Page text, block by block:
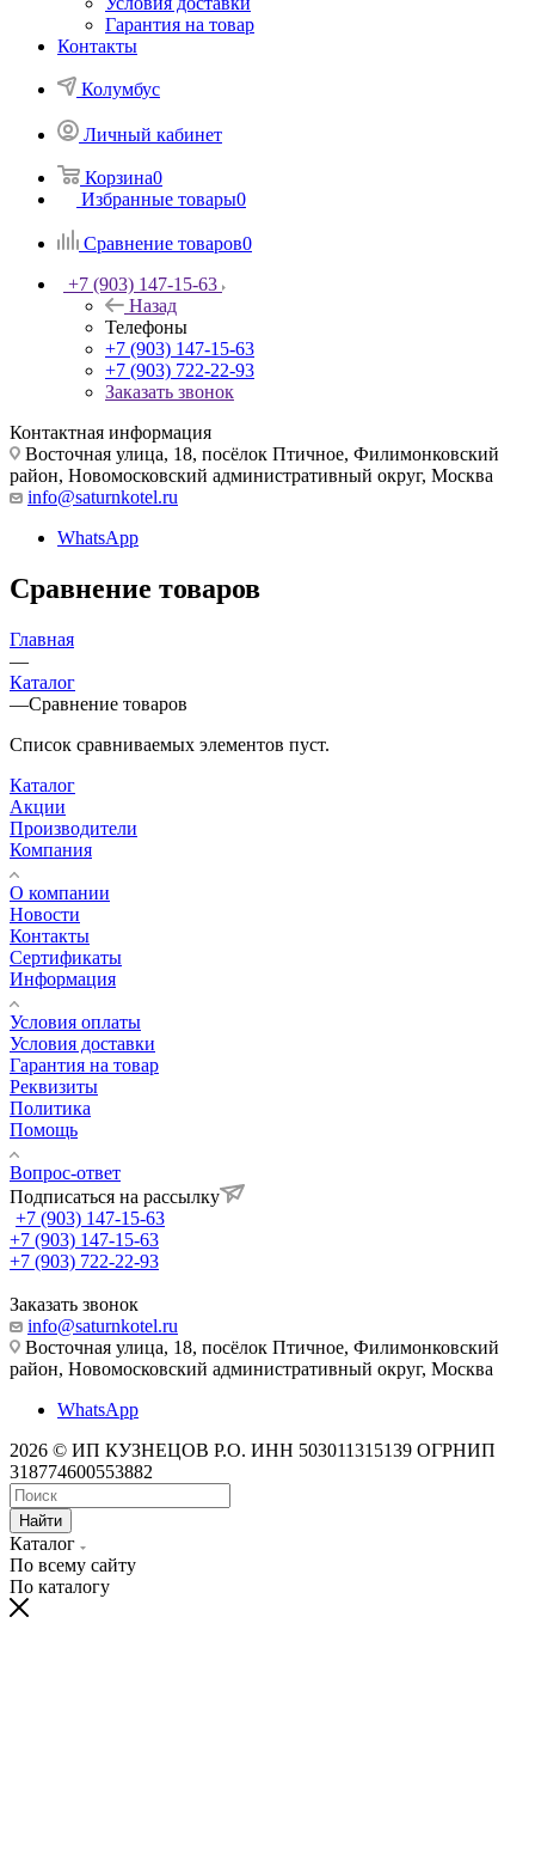
Гарантия на товар
Контакты
Колумбус
Личный кабинет
Корзина0
Избранные товары0
Сравнение товаров0
+7 (903) 147-15-63
Назад
Телефоны
+7 (903) 147-15-63
+7 (903) 722-22-93
Заказать звонок
Контактная информация
Восточная улица, 18, посёлок Птичное, Филимонковский
район, Новомосковский административный округ, Москва
info@saturnkotel.ru
WhatsApp
Сравнение товаров
Главная
—
Каталог
—Сравнение товаров
Список сравниваемых элементов пуст.
Каталог
Акции
Производители
Компания
О компании
Новости
Контакты
Сертификаты
Информация
Условия оплаты
Условия доставки
Гарантия на товар
Реквизиты
Политика
Помощь
Вопрос-ответ
Подписаться на рассылку
+7 (903) 147-15-63
+7 (903) 147-15-63
+7 (903) 722-22-93
Заказать звонок
info@saturnkotel.ru
Восточная улица, 18, посёлок Птичное, Филимонковский
район, Новомосковский административный округ, Москва
WhatsApp
2026 © ИП КУЗНЕЦОВ Р.О. ИНН 503011315139 ОГРНИП
318774600553882
Найти
Каталог
По всему сайту
По каталогу